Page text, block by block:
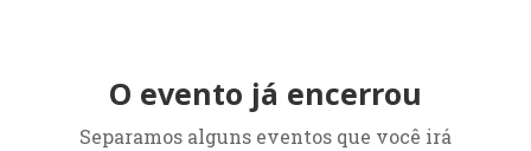
O evento já encerrou
Separamos alguns eventos que você irá